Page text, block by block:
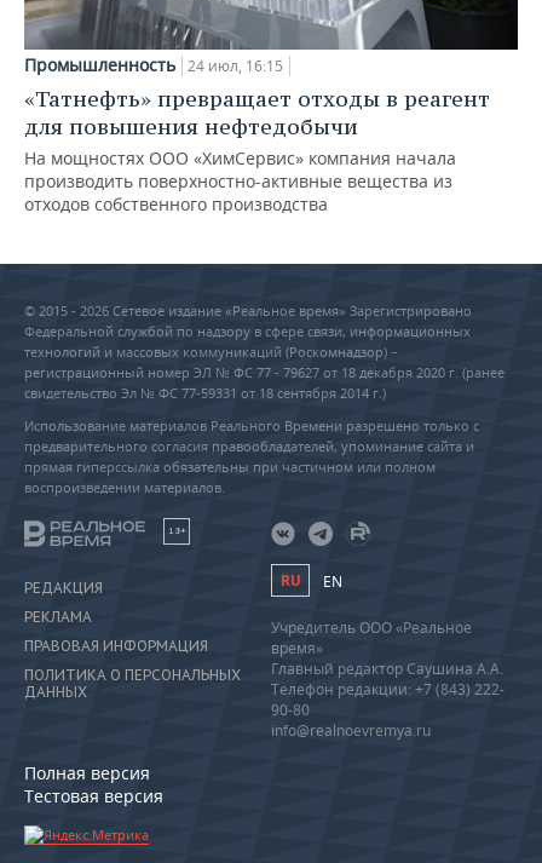
Промышленность 24 июл, 16:15
«Татнефть» превращает отходы в реагент
для повышения нефтедобычи
На мощностях ООО «ХимСервис» компания начала
производить поверхностно-активные вещества из
отходов собственного производства
© 2015 - 2026 Сетевое издание «Реальное время» Зарегистрировано
Федеральной службой по надзору в сфере связи, информационных
технологий и массовых коммуникаций (Роскомнадзор) –
регистрационный номер ЭЛ № ФС 77 - 79627 от 18 декабря 2020 г. (ранее
свидетельство Эл № ФС 77-59331 от 18 сентября 2014 г.)
Использование материалов Реального Времени разрешено только с
предварительного согласия правообладателей, упоминание сайта и
прямая гиперссылка обязательны при частичном или полном
воспроизведении материалов.
18+
РЕДАКЦИЯ
РЕКЛАМА
ПРАВОВАЯ ИНФОРМАЦИЯ
ПОЛИТИКА О ПЕРСОНАЛЬНЫХ
ДАННЫХ
Полная версия
Тестовая версия
RU EN
Учредитель ООО «Реальное
время»
Главный редактор Саушина А.А.
Телефон редакции: +7 (843) 222-
90-80
info@realnoevremya.ru